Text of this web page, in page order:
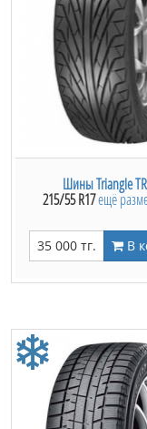
Шины Triangle
215/55 R17ещё
35 000 тг. В